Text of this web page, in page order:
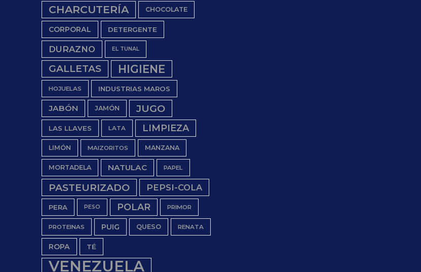
CHARCUTERÍA CHOCOLATE
CORPORAL DETERGENTE
DURAZNO EL TUNAL
GALLETAS HIGIENE
HOJUELAS INDUSTRIAS MAROS
JABÓN JAMÓN JUGO
LAS LLAVES LATA LIMPIEZA
LIMÓN MAIZORITOS MANZANA
MORTADELA NATULAC PAPEL
PASTEURIZADO PEPSI-COLA
PERA PESO POLAR PRIMOR
PROTEINAS PUIG QUESO RENATA
ROPA TÉ
VENEZUELA